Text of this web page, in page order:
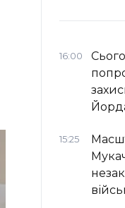
16:00
15:25